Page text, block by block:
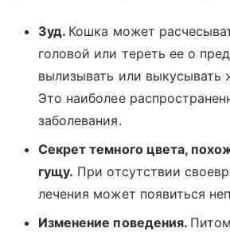
Зуд. Кошка может
головой или тереть ее о
вылизывать или выкусывать
Это наиболее
заболевания.
Секрет темного цвета,
гущу. При отсутствии
лечения может появиться
Изменение поведения.